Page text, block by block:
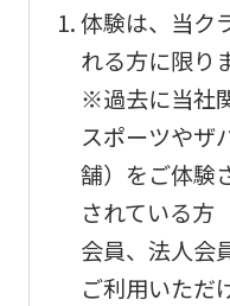
体験は、当ク
れる方に限り
※過去に当社
スポーツやザ
舗）をご体験
されている方
会員、法人会
ご利用いただ